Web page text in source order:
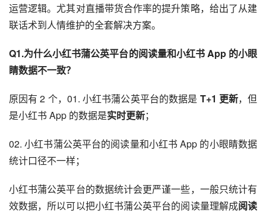
运营逻辑。尤其对直播带货合作率的提升策略，给出了从建
联话术到人情维护的全套解决方案。
Q1.为什么小红书蒲公英平台的阅读量和小红书 App 的小眼
睛数据不一致？
原因有 2 个，01. 小红书蒲公英平台的数据是 T+1 更新，但
是小红书 App 的数据是实时更新；
02. 小红书蒲公英平台的阅读量和小红书 App 的小眼睛数据
统计口径不一样；
小红书蒲公英平台的数据统计会更严谨一些，一般只统计有
效数据，所以可以把小红书蒲公英平台的阅读量理解成阅读